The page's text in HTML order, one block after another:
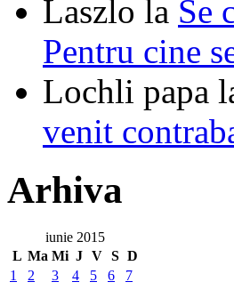
Laszlo la Se
Pentru cine
Lochli papa
venit
Arhiva
iunie 2015
L Ma Mi J V S D
1
2 3 4 5 6
7